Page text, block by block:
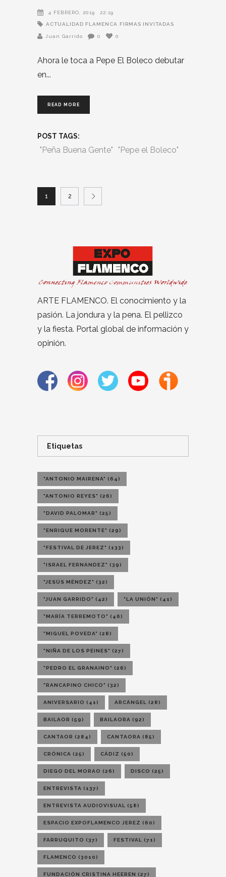
4 FEBRERO, 2019 22:19
ACTUALIDAD FLAMENCA FIRMAS INVITADAS
Juan Garrido 0 0
Ahora le toca a Pepe El Boleco debutar
en
READ MORE
POST TAGS:
"Peña Buena Gente" "Pepe el Boleco"
1 2
ARTE FLAMENCO. El conocimiento y la
pasión. La jondura y la pena. El pellizco
y la fiesta. Portal global de información y
opinión.
Etiquetas
"ANTONIO MAIRENA" (64)
"ANTONIO REYES" (26)
"DAVID PALOMAR" (25)
"ENRIQUE MORENTE" (29)
"FESTIVAL DE JEREZ" (133)
"ISRAEL FERNANDEZ" (39)
"JESÚS MÉNDEZ" (32)
"JUAN GARRIDO" (42) "LA UNIÓN" (41)
"MARÍA TERREMOTO" (46)
"MIGUEL POVEDA" (28)
"NIÑA DE LOS PEINES" (27)
"PEDRO EL GRANAINO" (26)
"RANCAPINO CHICO" (32)
ANIVERSARIO (41) ARCÁNGEL (28)
BAILAOR (59) BAILAORA (92)
CANTAOR (284) CANTAORA (85)
CRÓNICA (25) CÁDIZ (50)
DIEGO DEL MORAO (26) DISCO (25)
ENTREVISTA (137)
ENTREVISTA AUDIOVISUAL (58)
ESPACIO EXPOFLAMENCO JEREZ (60)
FARRUQUITO (37) FESTIVAL (71)
FLAMENCO (3010)
FUNDACIÓN CRISTINA HEEREN (27)